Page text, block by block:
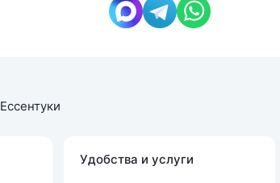
Ессентуки
Удобства и услуги